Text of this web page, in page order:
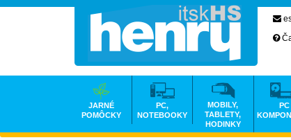
JARNÉ
POMÔCKY
PC,
NOTEBOOKY
MOBILY,
TABLETY,
HODINKY
PC